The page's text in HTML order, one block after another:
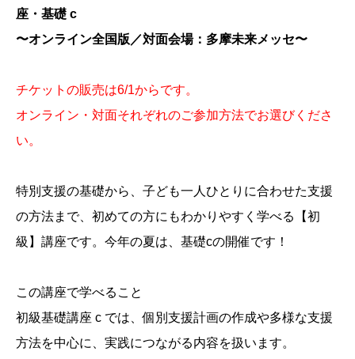
座・基礎 c
〜オンライン全国版／対面会場：多摩未来メッセ〜
チケットの販売は6/1からです。
オンライン・対面それぞれのご参加方法でお選びくださ
い。
特別支援の基礎から、子ども一人ひとりに合わせた支援
の方法まで、初めての方にもわかりやすく学べる【初
級】講座です。今年の夏は、基礎cの開催です！
この講座で学べること
初級基礎講座 c では、個別支援計画の作成や多様な支援
方法を中心に、実践につながる内容を扱います。